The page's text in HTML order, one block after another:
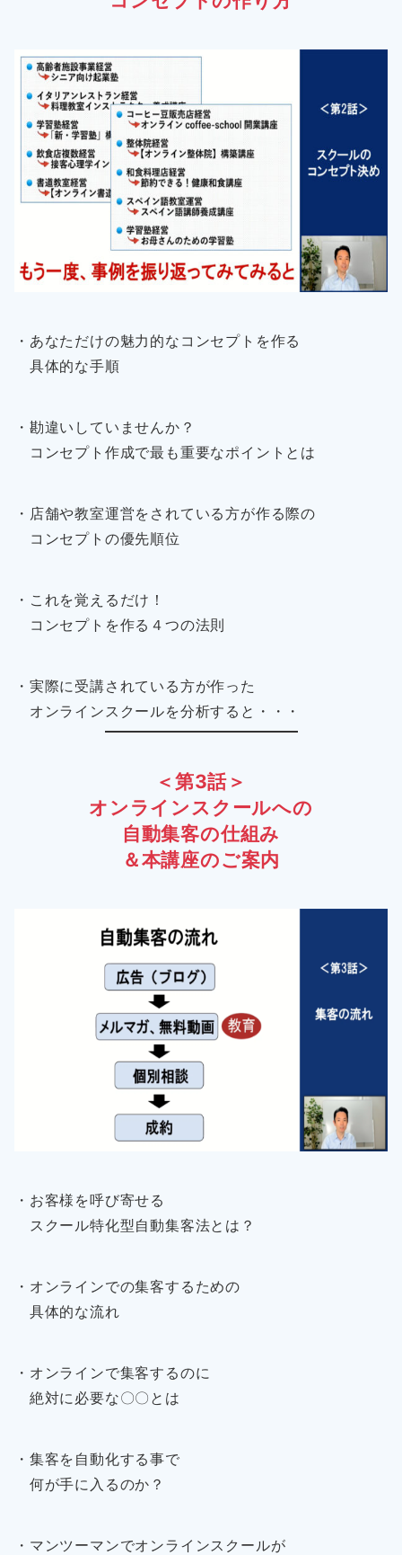
・あなただけの魅力的なコンセプトを作る
具体的な手順
・勘違いしていませんか？
コンセプト作成で最も重要なポイントとは
・店舗や教室運営をされている方が作る際の
コンセプトの優先順位
・これを覚えるだけ！
コンセプトを作る４つの法則
・実際に受講されている方が作った
オンラインスクールを分析すると・・・
＜第3話＞
オンラインスクールへの
自動集客の仕組み
＆本講座のご案内
・お客様を呼び寄せる
スクール特化型自動集客法とは？
・オンラインでの集客するための
具体的な流れ
・オンラインで集客するのに
絶対に必要な〇〇とは
・集客を自動化する事で
何が手に入るのか？
・マンツーマンでオンラインスクールが